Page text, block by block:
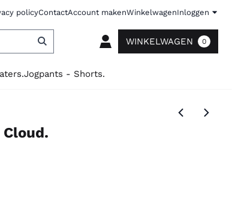
policyContactAccount makenWinkelwagenInloggen
WINKELWAGEN 0
Jogpants - Shorts.